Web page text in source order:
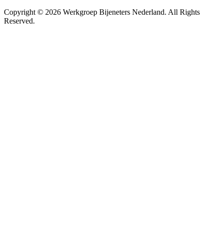
Copyright © 2026 Werkgroep Bijeneters Nederland. All Rights
Reserved.